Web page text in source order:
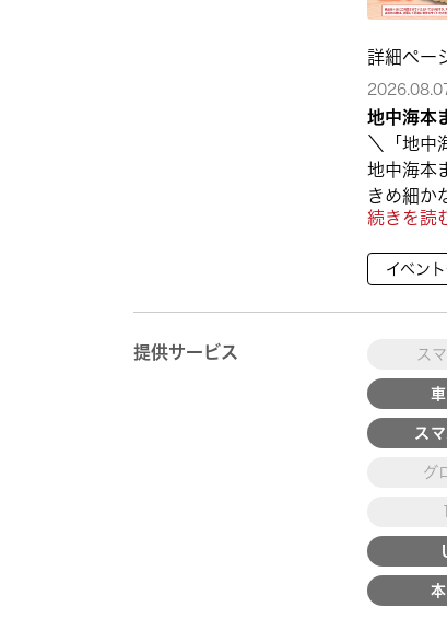
詳細ペー
地中海本
＼「地中
地中海本
きめ細か
徴👀
さらに、
んぱち】
続きを読
イベン
提供サービス ス
ス
グ